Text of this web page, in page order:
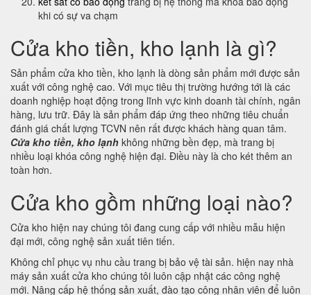
khi có sự va chạm
Cửa kho tiền, kho lạnh là gì?
Sản phẩm cửa kho tiền, kho lạnh là dòng sản phẩm mới được sản
xuất với công nghệ cao. Với mục tiêu thị trường hướng tới là các
doanh nghiệp hoạt động trong lĩnh vực kinh doanh tài chính, ngân
hàng, lưu trữ. Đây là sản phẩm đáp ứng theo những tiêu chuẩn
đánh giá chất lượng TCVN nên rất được khách hàng quan tâm.
Cửa kho tiền, kho lạnh không những bền đẹp, mà trang bị
nhiều loại khóa công nghệ hiện đại. Điều này là cho két thêm an
toàn hơn.
Cửa kho gồm những loại nào?
Cửa kho hiện nay chúng tôi đang cung cấp với nhiều mẫu hiện
đại mới, công nghệ sản xuất tiên tiến.
Không chỉ phục vụ nhu cầu trang bị bảo vệ tài sản. hiện nay nhà
máy sản xuất cửa kho chúng tôi luôn cập nhật các công nghệ
mới. Nâng cấp hệ thống sản xuất, đào tạo công nhân viên để luôn